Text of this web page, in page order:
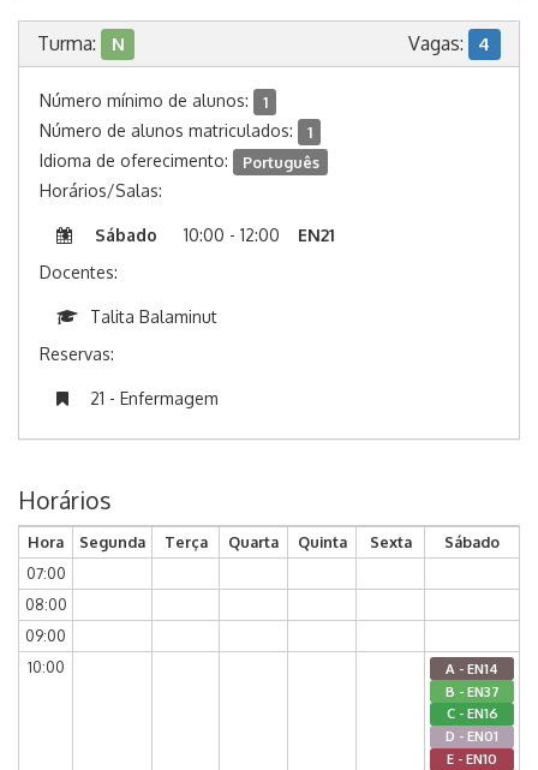
Turma: N Vagas: 4
Número mínimo de alunos: 1
Número de alunos matriculados: 1
Idioma de oferecimento: Português
Horários/Salas:
Sábado 10:00 - 12:00
EN21
Docentes:
Talita Balaminut
Reservas:
21 - Enfermagem
Horários
Hora Segunda Terça Quarta Quinta Sexta
Sábado
07:00
08:00
09:00
10:00
A - EN14
B - EN37
C - EN16
D - EN01
E - EN10